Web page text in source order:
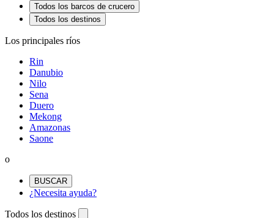
Todos los barcos de crucero
Todos los destinos
Los principales ríos
Rin
Danubio
Nilo
Sena
Duero
Mekong
Amazonas
Saone
o
BUSCAR
¿Necesita ayuda?
Todos los destinos